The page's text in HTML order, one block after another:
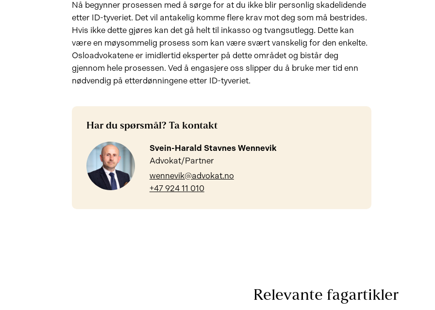
Nå begynner prosessen med å sørge for at du ikke blir personlig skadelidende
etter ID-tyveriet. Det vil antakelig komme flere krav mot deg som må bestrides.
Hvis ikke dette gjøres kan det gå helt til inkasso og tvangsutlegg. Dette kan
være en møysommelig prosess som kan være svært vanskelig for den enkelte.
Osloadvokatene er imidlertid eksperter på dette området og bistår deg
gjennom hele prosessen. Ved å engasjere oss slipper du å bruke mer tid enn
nødvendig på etterdønningene etter ID-tyveriet.
Har du spørsmål? Ta kontakt
Svein-Harald Stavnes Wennevik
Advokat/Partner
wennevik@advokat.no
+47 924 11 010
Relevante fagartikler